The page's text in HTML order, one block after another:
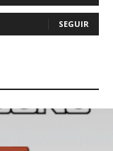
SEGUIR